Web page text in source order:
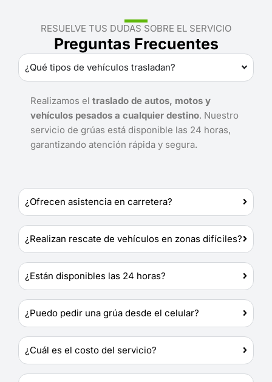
RESUELVE TUS DUDAS SOBRE EL SERVICIO
Preguntas Frecuentes
¿Qué tipos de vehículos trasladan?
Realizamos el traslado de autos, motos y
vehículos pesados a cualquier destino. Nuestro
servicio de grúas está disponible las 24 horas,
garantizando atención rápida y segura.
¿Ofrecen asistencia en carretera?
¿Realizan rescate de vehículos en zonas difíciles?
¿Están disponibles las 24 horas?
¿Puedo pedir una grúa desde el celular?
¿Cuál es el costo del servicio?